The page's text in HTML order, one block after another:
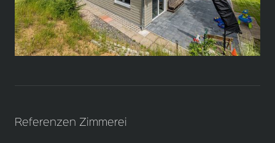
Referenzen Zimmerei